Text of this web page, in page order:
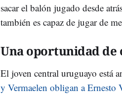
sacar el balón jugado desde
también es capaz de jugar de
Una oportunidad de
El joven central uruguayo está
y Vermaelen obligan a Ernesto